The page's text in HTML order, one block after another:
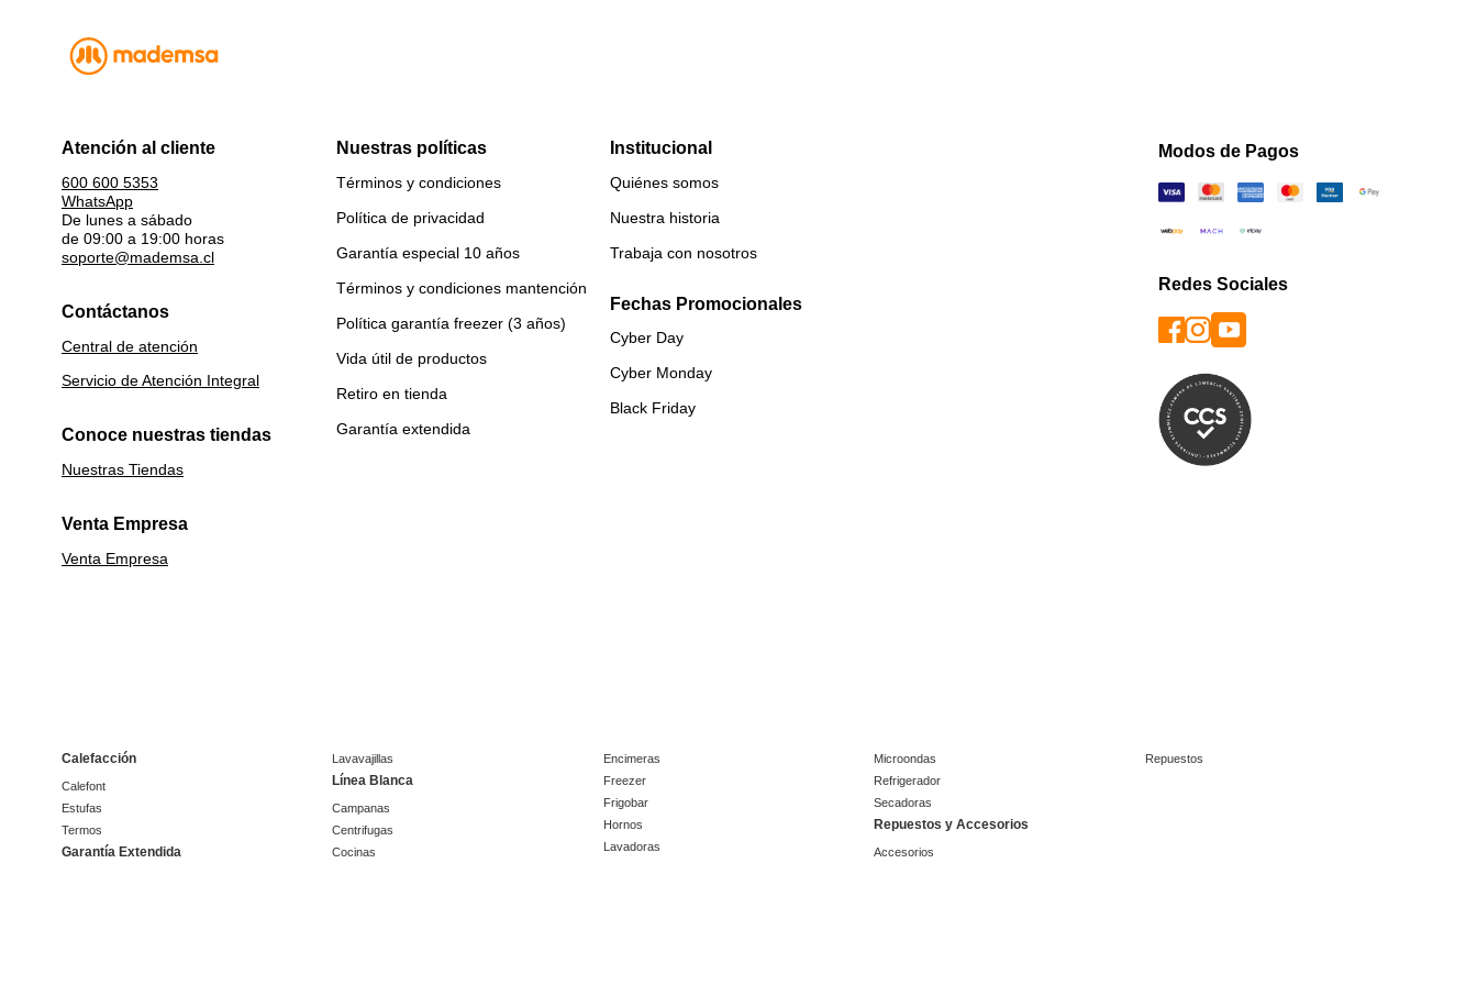
Atención al cliente
600 600 5353
WhatsApp
De lunes a sábado
de 09:00 a 19:00 horas
soporte@mademsa.cl
Contáctanos
Central de atención
Servicio de Atención Integral
Conoce nuestras tiendas
Nuestras Tiendas
Venta Empresa
Venta Empresa
Nuestras políticas
Términos y condiciones
Política de privacidad
Garantía especial 10 años
Términos y condiciones mantención
Política garantía freezer (3 años)
Vida útil de productos
Retiro en tienda
Garantía extendida
Institucional
Quiénes somos
Nuestra historia
Trabaja con nosotros
Fechas Promocionales
Cyber Day
Cyber Monday
Black Friday
Modos de Pagos
Redes Sociales
Calefacción
Calefont
Estufas
Termos
Garantía Extendida
Lavavajillas
Línea Blanca
Campanas
Centrifugas
Cocinas
Encimeras
Freezer
Frigobar
Hornos
Lavadoras
Microondas
Refrigerador
Secadoras
Repuestos y Accesorios
Accesorios
Repuestos